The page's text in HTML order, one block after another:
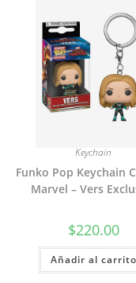
Keychain
Funko Pop Keychain
Marvel – Vers
$220.00
Añadir al carrito